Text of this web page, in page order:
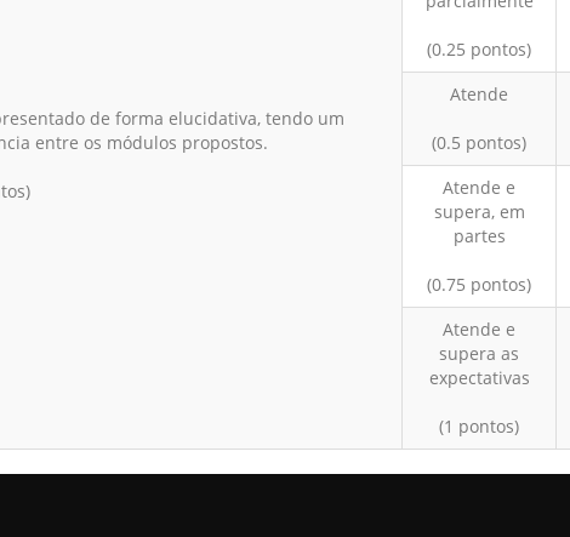
de forma elucidativa, tendo um
entre os módulos propostos.
(0.25 pontos)
Atende
(0.5 pontos)
Atende e
supera, em
partes
(0.75 pontos)
Atende e
supera as
expectativas
(1 pontos)